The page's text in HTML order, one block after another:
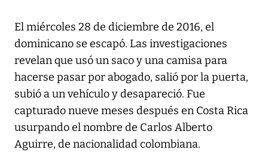
El miércoles 28 de diciembre de 2016, el
dominicano se escapó. Las investigaciones
revelan que usó un saco y una camisa para
hacerse pasar por abogado, salió por la puerta,
subió a un vehículo y desapareció. Fue
capturado nueve meses después en Costa Rica
usurpando el nombre de Carlos Alberto
Aguirre, de nacionalidad colombiana.